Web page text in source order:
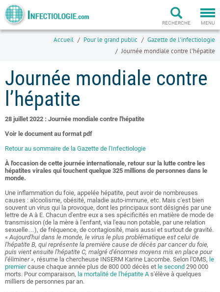
MENU
RECHERCHE
Accueil Pour le grand public
Gazette de l'infectiologie
Journée mondiale contre l’hépatite
Journée mondiale contre
l’hépatite
28 juillet 2022 : Journée mondiale contre l'hépatite
Voir le document au format pdf
Retour au sommaire de la Gazette de l'Infectiologie
À l'occasion de cette journée internationale, retour sur la lutte contre les
hépatites virales qui touchent quelque 325 millions de personnes dans le
monde.
Une inflammation du foie, appelée hépatite, peut avoir de nombreuses
causes : alcoolisme, obésité, maladie auto-immune, etc. Mais c'est bien
souvent un virus qui la provoque, dont les principaux sont désignés par une
lettre de A à E. Chacun d'entre eux a ses spécificités en matière de mode de
transmission (de la mère à l'enfant, via l'eau non potable, par une relation
sexuelle…), de fréquence, de contagiosité, mais aussi et surtout de gravité.
«Aujourd'hui dans le monde, le virus le plus problématique est celui de
l'hépatite B, qui représente la première cause de décès par cancer du foie,
puis vient ensuite l'hépatite C, malgré d'énormes moyens mis en place pour
l'éliminer », résume la chercheuse INSERM Karine Lacombe. Selon l'OMS, le
premiercause chaque année plus de 800 000 décès et le second 290 000
morts. Pour comparaison, la mortalité de l'hépatite As'élève à quelques
milliers de personnes par an.